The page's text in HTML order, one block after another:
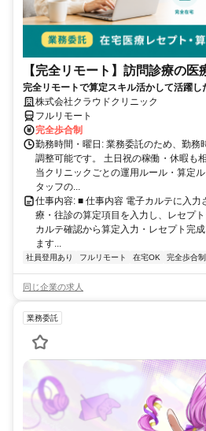
【完全リモート】訪問診療の
完全リモートで算定スキル活かして活躍
完全リモート｜在宅医療レセプト算定（成
株式会社クラウドクリニック
フルリモート
完全歩合制
勤務時間・曜日: 業務委託のため、勤務
調整可能です。 土日祝の稼働・休暇も
当クリニックごとの運用ルール・算定
タッフの...
仕事内容: ■ 仕事内容 電子カルテに入
療・往診の算定項目を入力し、レセプ
カルテ確認から算定入力・レセプト完
ます...
社員登用あり フルリモート 在宅OK 完全歩合制
同じ企業の求人
業務委託